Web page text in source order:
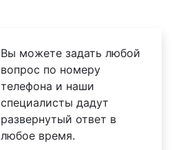
Вы можете задать любой
вопрос по номеру
телефона и наши
специалисты дадут
развернутый ответ в
любое время.